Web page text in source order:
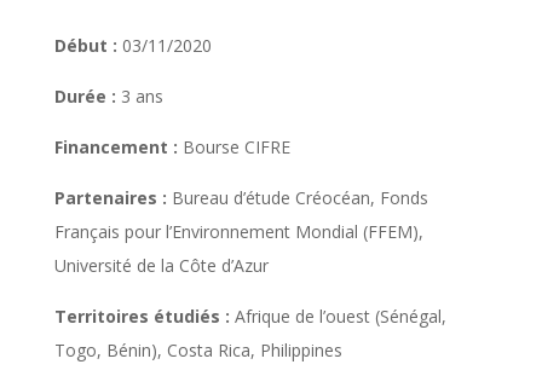
Début : 03/11/2020
Durée : 3 ans
Financement : Bourse CIFRE
Partenaires : Bureau d’étude Créocéan, Fonds
Français pour l’Environnement Mondial (FFEM),
Université de la Côte d’Azur
Territoires étudiés : Afrique de l’ouest (Sénégal,
Togo, Bénin), Costa Rica, Philippines